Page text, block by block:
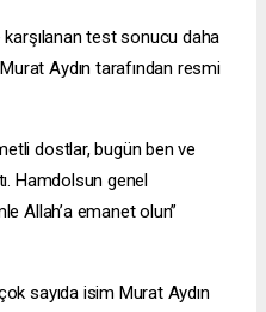
test sonucu daha
Aydın tarafından resmi
dostlar, bugün ben ve
Hamdolsun genel
Allah’a emanet olun”
çok sayıda isim Murat Aydın